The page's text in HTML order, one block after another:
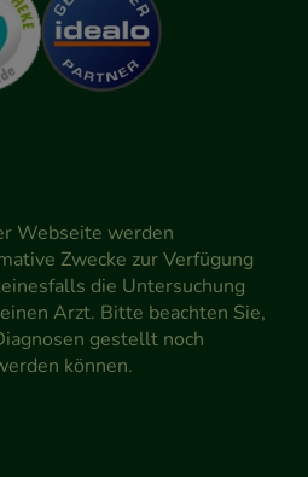
Webseite werden
Zwecke zur Verfügung
die Untersuchung
Arzt. Bitte beachten Sie,
gestellt noch
können.